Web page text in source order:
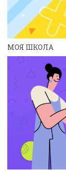
МОЯ ШКОЛА